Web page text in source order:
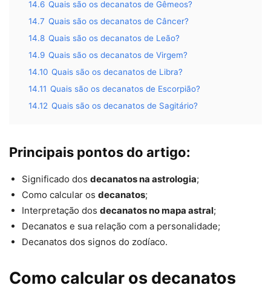
14.6 Quais são os decanatos de Gêmeos?
14.7 Quais são os decanatos de Câncer?
14.8 Quais são os decanatos de Leão?
14.9 Quais são os decanatos de Virgem?
14.10 Quais são os decanatos de Libra?
14.11 Quais são os decanatos de Escorpião?
14.12 Quais são os decanatos de Sagitário?
Principais pontos do artigo:
Significado dos decanatos na astrologia;
Como calcular os decanatos;
Interpretação dos decanatos no mapa astral;
Decanatos e sua relação com a personalidade;
Decanatos dos signos do zodíaco.
Como calcular os decanatos